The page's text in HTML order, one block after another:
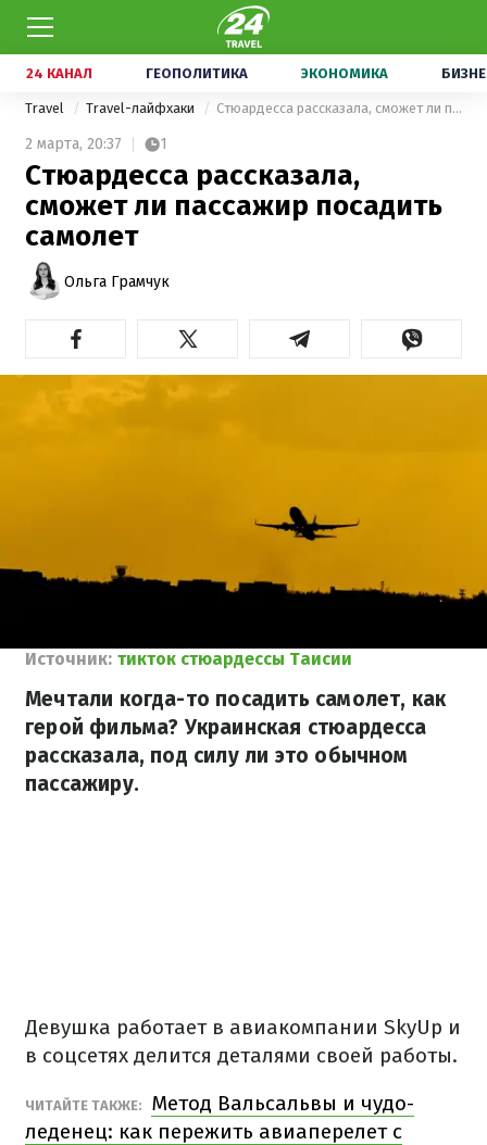
24 КАНАЛ ГЕОПОЛИТИКА ЭКОНОМИКА
Travel Travel-лайфхаки Стюардесса рассказала, сможет ли пассажир посадить самолет
2 марта, 20:37 1
Стюардесса рассказала,
сможет ли пассажир посадить
самолет
Ольга Грамчук
Источник: тикток стюардессы Таисии
Мечтали когда-то посадить самолет, как
герой фильма? Украинская стюардесса
рассказала, под силу ли это обычном
пассажиру.
Девушка работает в авиакомпании SkyUp и
в соцсетях делится деталями своей работы.
ЧИТАЙТЕ ТАКЖЕ:
Метод Вальсальвы и чудо-
леденец: как пережить авиаперелет с